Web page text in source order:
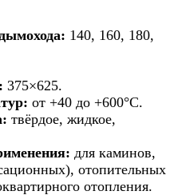
140, 160, 180,
375×625.
от +40 до +600°С.
твёрдое, жидкое,
для каминов,
отопительных
отопления.